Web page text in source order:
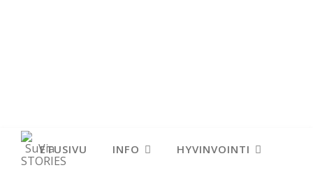
ETUSIVU INFO HYVINVOINTI